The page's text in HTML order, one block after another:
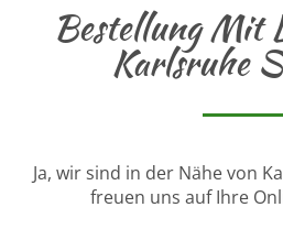
Bestellung Mit
Karlsruhe
Ja, wir sind in der Nähe von
freuen uns auf Ihre